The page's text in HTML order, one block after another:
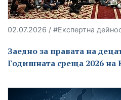
02.07.2026 / #Експертна
Заедно за правата на
Годишната среща 2026